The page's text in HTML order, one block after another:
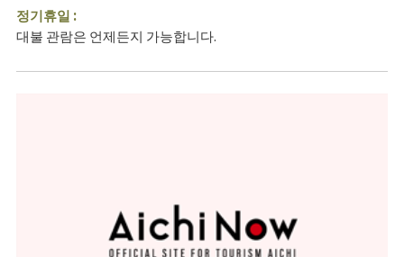
정기휴일 :
대불 관람은 언제든지 가능합니다.